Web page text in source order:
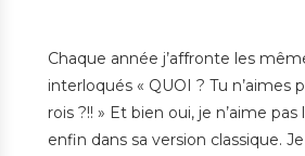
Chaque année j’affronte les
interloqués « QUOI ? Tu n’aimes
rois ?!! » Et bien oui, je n’aime
enfin dans sa version classique.